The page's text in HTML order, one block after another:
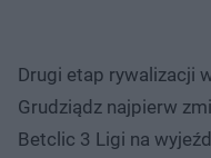
Drugi etap rywalizacji
Grudziądz najpierw
Betclic 3 Ligi na